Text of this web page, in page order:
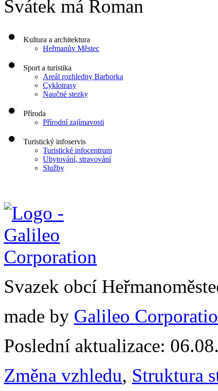
Svátek má Roman
Kultura a architektura
Heřmanův Městec
Sport a turistika
Areál rozhledny Barborka
Cyklotrasy
Naučné stezky
Příroda
Přírodní zajímavosti
Turistický infoservis
Turistické infocentrum
Ubytování, stravování
Služby
Svazek obcí
made by Galileo
Poslední aktualizace:
Změna vzhledu, Struktura